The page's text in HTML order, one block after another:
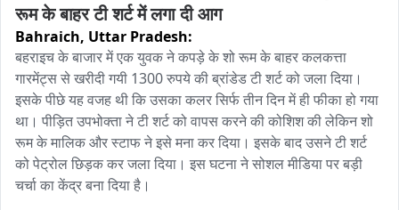
रूम के बाहर टी शर्ट में लगा दी आग
Bahraich, Uttar Pradesh:
बहराइच के बाजार में एक युवक ने कपड़े के शो रूम के बाहर कलकत्ता
गारमेंट्स से खरीदी गयी 1300 रुपये की ब्रांडेड टी शर्ट को जला दिया।
इसके पीछे यह वजह थी कि उसका कलर सिर्फ तीन दिन में ही फीका हो गया
था। पीड़ित उपभोक्ता ने टी शर्ट को वापस करने की कोशिश की लेकिन शो
रूम के मालिक और स्टाफ ने इसे मना कर दिया। इसके बाद उसने टी शर्ट
को पेट्रोल छिड़क कर जला दिया। इस घटना ने सोशल मीडिया पर बड़ी
चर्चा का केंद्र बना दिया है।